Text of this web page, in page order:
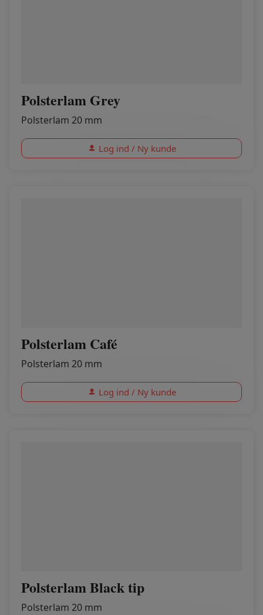
Polsterlam Grey
Polsterlam 20 mm
Log ind / Ny kunde
Polsterlam Café
Polsterlam 20 mm
Log ind / Ny kunde
Polsterlam Black tip
Polsterlam 20 mm